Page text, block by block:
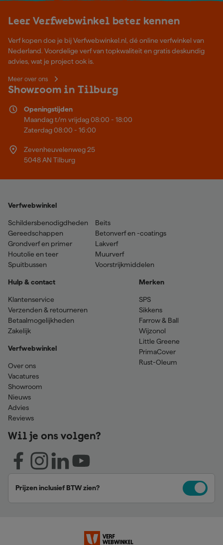
Leer Verfwebwinkel beter kennen
Verf kopen doe je bij Verfwebwinkel.nl, dé online verfwinkel van
Nederland. Voordelige verf van topkwaliteit en gratis deskundig
advies, wat je project ook is.
Meer over ons
Showroom in Tilburg
Openingstijden
Maandag t/m vrijdag 08:00 - 18:00
Zaterdag 08:00 - 16:00
Zevenheuvelenweg 25
5048 AN Tilburg
Verfwebwinkel
Schildersbenodigdheden
Gereedschappen
Grondverf en primer
Houtolie en teer
Spuitbussen
Beits
Betonverf en -coatings
Lakverf
Muurverf
Voorstrijkmiddelen
Hulp & contact
Klantenservice
Verzenden & retourneren
Betaalmogelijkheden
Zakelijk
Verfwebwinkel
Over ons
Vacatures
Showroom
Nieuws
Advies
Reviews
Merken
SPS
Sikkens
Farrow & Ball
Wijzonol
Little Greene
PrimaCover
Rust-Oleum
Wil je ons volgen?
Prijzen inclusief BTW zien?